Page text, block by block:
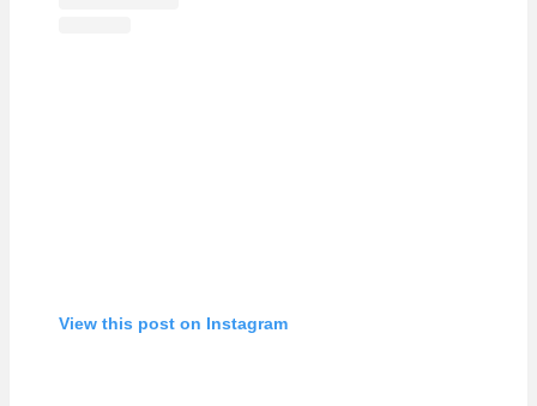
View this post on Instagram